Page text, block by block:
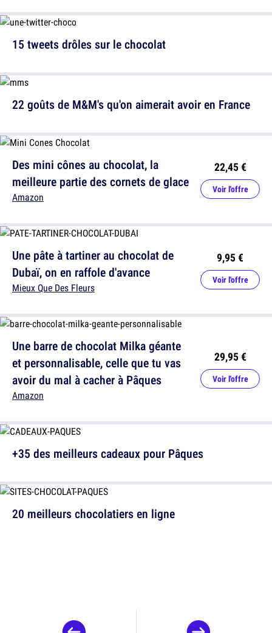
15 tweets drôles sur le chocolat
Des mini cônes au chocolat, la
meilleure partie des cornets de glace
Amazon
22,45 €
Voir l'offre
Une barre de chocolat Milka géante
et personnalisable, celle que tu vas
avoir du mal à cacher à Pâques
Amazon
29,95 €
Voir l'offre
20 meilleurs chocolatiers en ligne
22 goûts de M&M's qu'on aimerait avoir en France
Une pâte à tartiner au chocolat de
Dubaï, on en raffole d'avance
Mieux Que Des Fleurs
9,95 €
Voir l'offre
+35 des meilleurs cadeaux pour Pâques